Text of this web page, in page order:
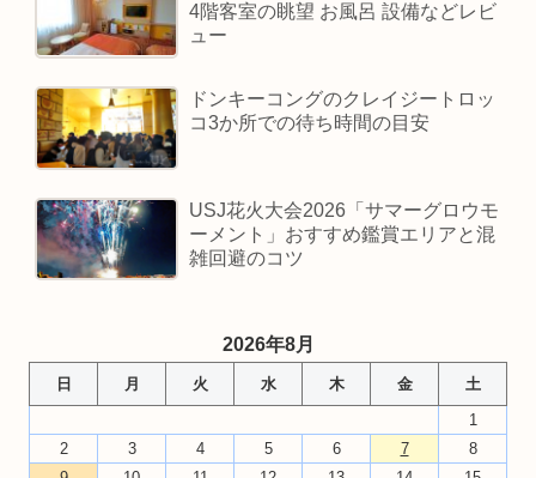
4階客室の眺望 お風呂 設備などレビ
ュー
ドンキーコングのクレイジートロッ
コ3か所での待ち時間の目安
USJ花火大会2026「サマーグロウモ
ーメント」おすすめ鑑賞エリアと混
雑回避のコツ
2026年8月
日 月 火 水 木 金
土
1
2
3 4 5 6 7
8